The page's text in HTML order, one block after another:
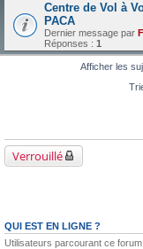
Centre de Vol à
PACA
Dernier message par
Réponses : 1
Afficher les
Verrouillé
QUI EST EN LIGNE ?
Utilisateurs parcourant ce